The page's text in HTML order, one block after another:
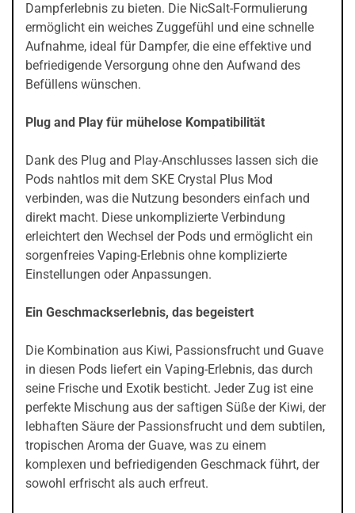
Dampferlebnis zu bieten. Die NicSalt-Formulierung
ermöglicht ein weiches Zuggefühl und eine schnelle
Aufnahme, ideal für Dampfer, die eine effektive und
befriedigende Versorgung ohne den Aufwand des
Befüllens wünschen.
Plug and Play für mühelose Kompatibilität
Dank des Plug and Play-Anschlusses lassen sich die
Pods nahtlos mit dem SKE Crystal Plus Mod
verbinden, was die Nutzung besonders einfach und
direkt macht. Diese unkomplizierte Verbindung
erleichtert den Wechsel der Pods und ermöglicht ein
sorgenfreies Vaping-Erlebnis ohne komplizierte
Einstellungen oder Anpassungen.
Ein Geschmackserlebnis, das begeistert
Die Kombination aus Kiwi, Passionsfrucht und Guave
in diesen Pods liefert ein Vaping-Erlebnis, das durch
seine Frische und Exotik besticht. Jeder Zug ist eine
perfekte Mischung aus der saftigen Süße der Kiwi, der
lebhaften Säure der Passionsfrucht und dem subtilen,
tropischen Aroma der Guave, was zu einem
komplexen und befriedigenden Geschmack führt, der
sowohl erfrischt als auch erfreut.